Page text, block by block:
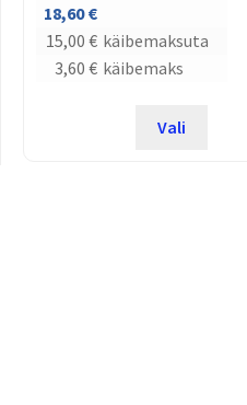
18,60€
15,00 € käibemaksuta
3,60 € käibemaks
Vali